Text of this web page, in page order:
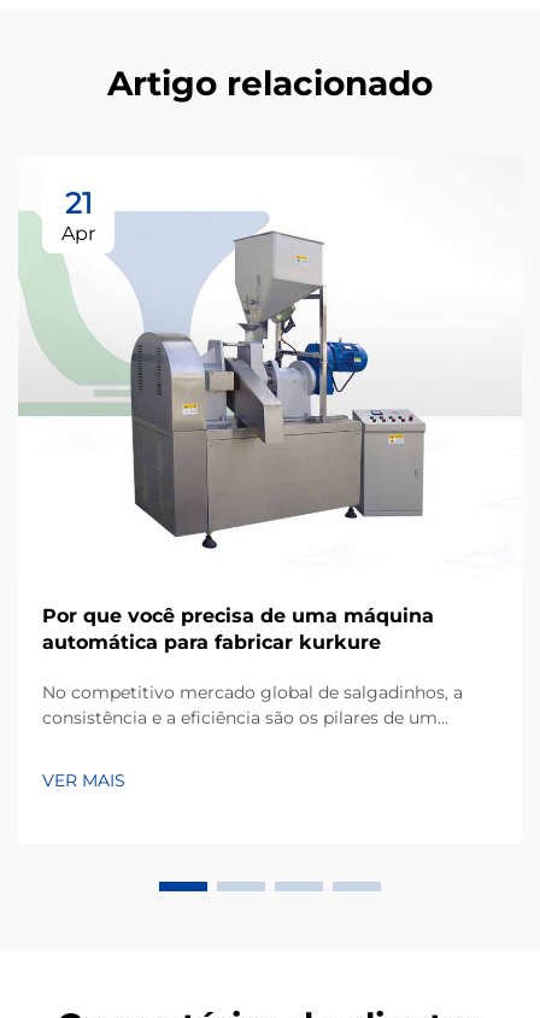
Artigo relacionado
21
Apr
Por que você precisa de uma máquina
automática para fabricar kurkure
No competitivo mercado global de salgadinhos, a
consistência e a eficiência são os pilares de um
conhecido por sua forma irregular única e textura
VER MAIS